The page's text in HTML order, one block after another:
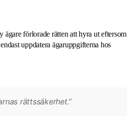
ägare förlorade rätten att hyra ut eftersom
uppdatera ägaruppgifterna hos
rättssäkerhet.”